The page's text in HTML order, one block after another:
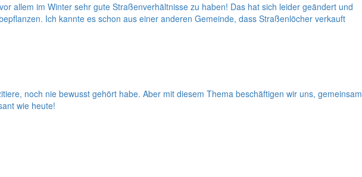
allem im Winter sehr gute Straßenverhältnisse zu haben! Das hat sich leider geändert und
Ich kannte es schon aus einer anderen Gemeinde, dass Straßenlöcher verkauft
noch nie bewusst gehört habe. Aber mit diesem Thema beschäftigen wir uns, gemeinsam
wie heute!